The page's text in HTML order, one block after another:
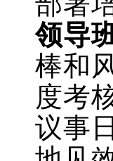
领导
棒和
度考
议事